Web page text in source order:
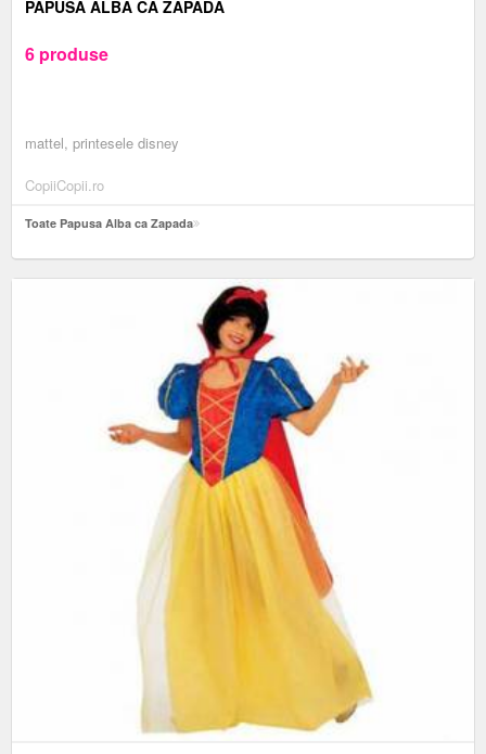
PAPUSA ALBA CA ZAPADA
6 produse
mattel, printesele disney
CopiiCopii.ro
Toate Papusa Alba ca Zapada